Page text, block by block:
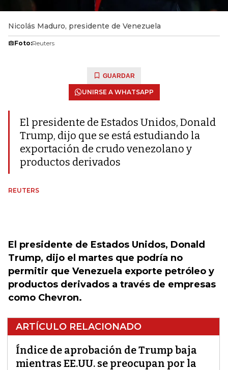
Nicolás Maduro, presidente de Venezuela
Foto:Reuters
GUARDAR
UNIRSE A WHATSAPP
El presidente de Estados Unidos, Donald
Trump, dijo que se está estudiando la
exportación de crudo venezolano y
productos derivados
REUTERS
El presidente de Estados Unidos, Donald
Trump, dijo el martes que podría no
permitir que Venezuela exporte petróleo y
productos derivados a través de empresas
como Chevron.
ARTÍCULO RELACIONADO
Índice de aprobación de Trump baja
mientras EE.UU. se preocupan por la